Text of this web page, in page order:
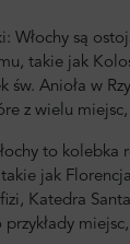
Włochy są
takie jak
św. Anioła w
z wielu miejsc,
to kolebka
takie jak
Katedra